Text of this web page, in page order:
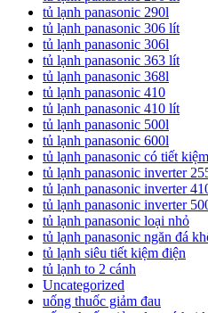
tủ lạnh panasonic 290l
tủ lạnh panasonic 306 lít
tủ lạnh panasonic 306l
tủ lạnh panasonic 363 lít
tủ lạnh panasonic 368l
tủ lạnh panasonic 410
tủ lạnh panasonic 410 lít
tủ lạnh panasonic 500l
tủ lạnh panasonic 600l
tủ lạnh panasonic có tiết
tủ lạnh panasonic inverter
tủ lạnh panasonic inverter
tủ lạnh panasonic inverter
tủ lạnh panasonic loại nhỏ
tủ lạnh panasonic ngăn đá
tủ lạnh siêu tiết kiệm điện
tủ lạnh to 2 cánh
Uncategorized
uống thuốc giảm đau